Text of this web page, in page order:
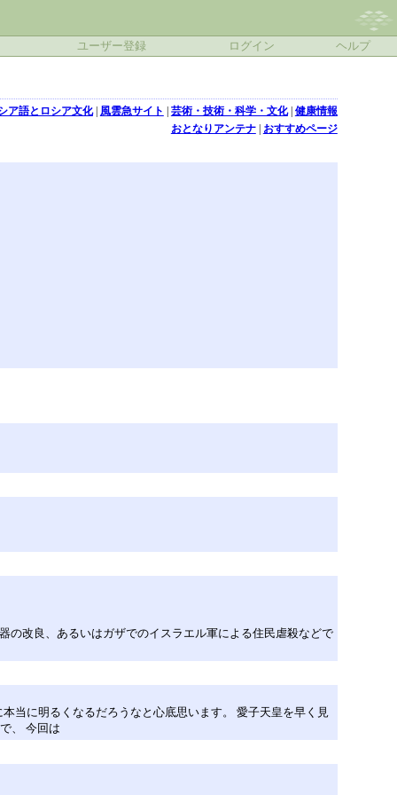
ユーザー登録 ログイン ヘルプ
ア語とロシア文化| 風雲急サイト 芸術・技術・科学・文化| 健康情報
おとなりアンテナ| おすすめページ
の改良、あるいはガザでのイスラエル軍による住民虐殺などで
当に明るくなるだろうなと心底思います。 愛子天皇を早く見
、 今回は